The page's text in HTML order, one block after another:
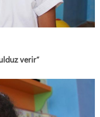
verir”